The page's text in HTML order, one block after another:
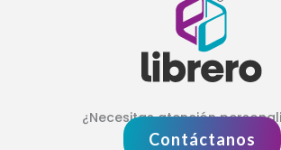
¿Necesitas atención
Contáctanos